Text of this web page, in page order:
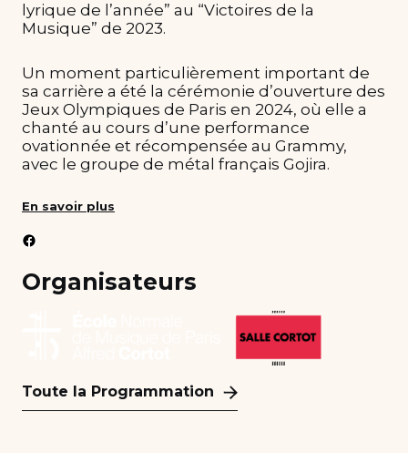
lyrique de l’année” au “Victoires de la
Musique” de 2023.
Un moment particulièrement important de
sa carrière a été la cérémonie d’ouverture des
Jeux Olympiques de Paris en 2024, où elle a
chanté au cours d’une performance
ovationnée et récompensée au Grammy,
avec le groupe de métal français Gojira.
En savoir plus
Facebook
Organisateurs
Toute la Programmation